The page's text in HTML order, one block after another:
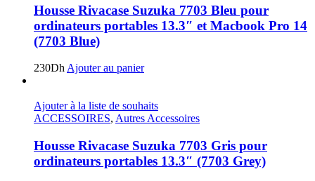
Housse Rivacase Suzuka 7703 Bleu pour
ordinateurs portables 13.3″ et Macbook Pro 14
(7703 Blue)
230Dh Ajouter au panier
Ajouter à la liste de souhaits
ACCESSOIRES, Autres Accessoires
Housse Rivacase Suzuka 7703 Gris pour
ordinateurs portables 13.3″ (7703 Grey)